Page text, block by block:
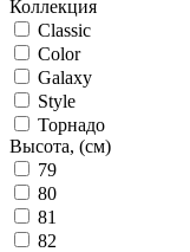
Коллекция
Classic
Color
Galaxy
Style
Торнадо
Высота, (см)
79
80
81
82